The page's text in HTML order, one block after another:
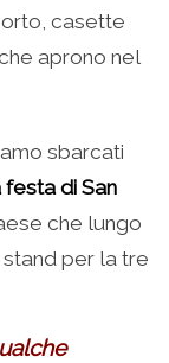
casette
aprono nel
sbarcati
di San
che lungo
per la tre